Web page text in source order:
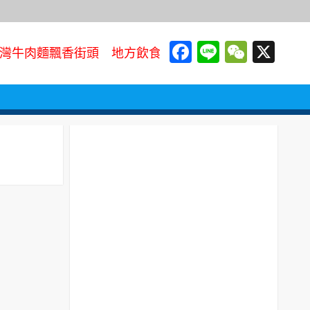
牛肉麵飄香街頭 地方飲食文化代表走向國際餐桌
Facebook
Line